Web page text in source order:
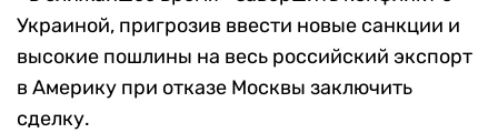
Украиной, пригрозив ввести новые санкции и
высокие пошлины на весь российский экспорт
в Америку при отказе Москвы заключить
сделку.